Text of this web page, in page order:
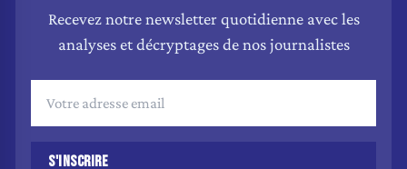
Recevez notre newsletter quotidienne avec les
analyses et décryptages de nos journalistes
S'INSCRIRE